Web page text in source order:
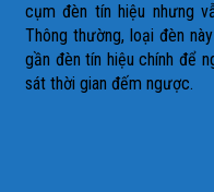
cụm đèn tín hiệu nhưng
Thông thường, loại đèn
gần đèn tín hiệu chính để
sát thời gian đếm ngược.